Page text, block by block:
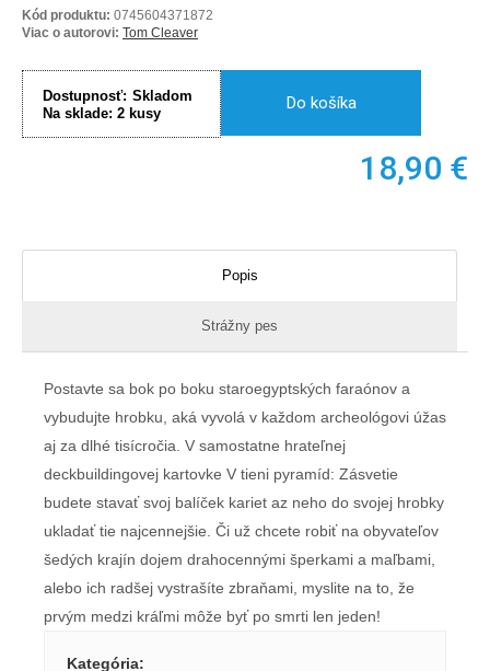
Kód produktu: 0745604371872
Viac o autorovi: Tom Cleaver
Dostupnosť: Skladom
Na sklade: 2 kusy
Do košíka
18,90 €
Popis
Strážny pes
Postavte sa bok po boku staroegyptských faraónov a
vybudujte hrobku, aká vyvolá v každom archeológovi úžas
aj za dlhé tisícročia. V samostatne hrateľnej
deckbuildingovej kartovke V tieni pyramíd: Zásvetie
budete stavať svoj balíček kariet az neho do svojej hrobky
ukladať tie najcennejšie. Či už chcete robiť na obyvateľov
šedých krajín dojem drahocennými šperkami a maľbami,
alebo ich radšej vystrašíte zbraňami, myslite na to, že
prvým medzi kráľmi môže byť po smrti len jeden!
Kategória: